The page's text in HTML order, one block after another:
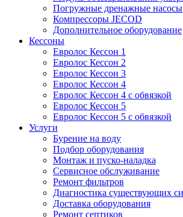
Погружные дренажные насосы
Компрессоры JECOD
Дополнительное оборудование
Кессоны
Евролос Кессон 1
Евролос Кессон 2
Евролос Кессон 3
Евролос Кессон 4
Евролос Кессон 4 с обвязкой
Евролос Кессон 5
Евролос Кессон 5 с обвязкой
Услуги
Бурение на воду
Подбор оборудования
Монтаж и пуско-наладка
Сервисное обслуживание
Ремонт фильтров
Диагностика существующих
Доставка оборудования
Ремонт септиков